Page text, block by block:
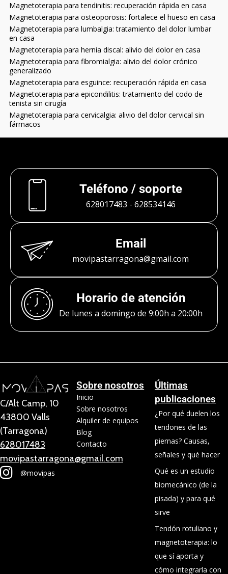
Magnetoterapia para tendinitis: recuperación rápida en casa
Magnetoterapia para osteoporosis: fortalece el hueso en casa
Magnetoterapia para lumbalgia: tratamiento del dolor lumbar
en casa
Magnetoterapia para hernia discal: alivio del dolor en casa
Magnetoterapia para fibromialgia: alivio del dolor crónico
generalizado
Magnetoterapia para esguince: recuperación rápida en casa
Magnetoterapia para epicondilitis: tratamiento del codo de
tenista sin cirugía
Magnetoterapia para cervicalgia: alivio del dolor cervical sin
fármacos
Teléfono / soporte
628017483 - 628534146
Email
movipastarragona@gmail.com
Horario de atención
De lunes a domingo de 9:00h a 20:00h
C/Alt Camp, 10
43800 Valls
(Tarragona)
628017483
movipastarragona@gmail.com
@movipas
Sobre nosotros
Inicio
Sobre nosotros
Alquiler de equipos
Blog
Contacto
Últimas
publicaciones
¿Por qué duelen los
tendones de las
piernas? Causas,
señales y qué hacer
Qué es un estudio
biomecánico (de la
pisada) y para qué
sirve
Tendón rotuliano y
magnetoterapia: lo
que sí aporta y
cómo integrarla con